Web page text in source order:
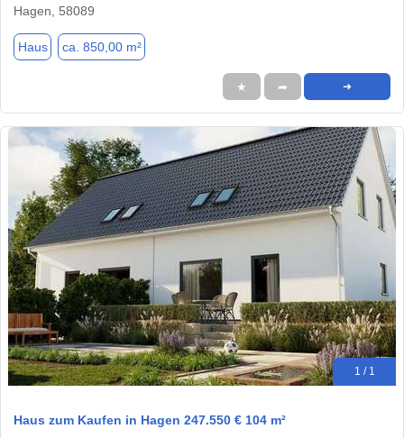
Hagen, 58089
Haus ca. 850,00 m²
★ ➦ ➜
1 / 1
Haus zum Kaufen in Hagen 247.550 € 104 m²